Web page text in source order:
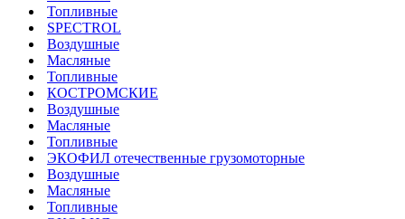
Топливные
SPECTROL
Воздушные
Масляные
Топливные
КОСТРОМСКИЕ
Воздушные
Масляные
Топливные
ЭКОФИЛ отечественные грузомоторные
Воздушные
Масляные
Топливные